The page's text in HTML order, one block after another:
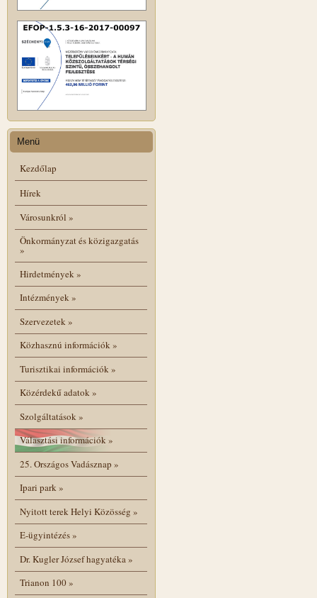
Menü
Kezdőlap
Hírek
Városunkról »
Önkormányzat és közigazgatás
»
Hirdetmények»
Intézmények»
Szervezetek»
Közhasznú információk»
Turisztikai információk»
Közérdekű adatok»
Szolgáltatások»
Választási információk»
25. Országos Vadásznap »
Ipari park»
Nyitott terek Helyi Közösség »
E-ügyintézés»
Dr. Kugler József hagyatéka»
Trianon 100»